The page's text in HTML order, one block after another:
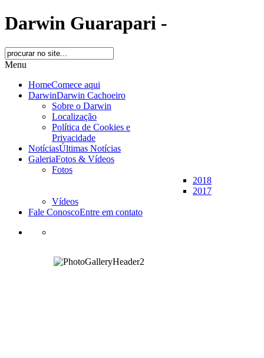
Darwin Guarapari -
Menu
HomeComece aqui
DarwinDarwin Cachoeiro
Sobre o Darwin
Localização
Política de Cookies e
Privacidade
NotíciasÚltimas Notícias
GaleriaFotos & Vídeos
Fotos
2018
2017
Vídeos
Fale ConoscoEntre em contato